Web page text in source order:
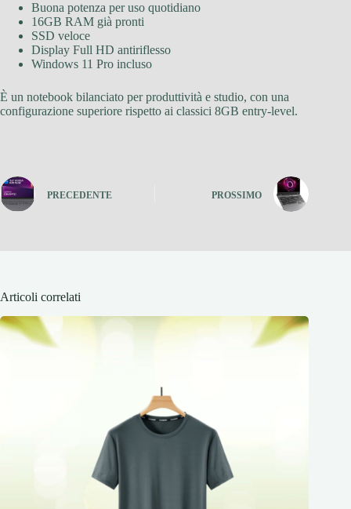
Buona potenza per uso quotidiano
16GB RAM già pronti
SSD veloce
Display Full HD antiriflesso
Windows 11 Pro incluso
È un notebook bilanciato per produttività e studio, con una
configurazione superiore rispetto ai classici 8GB entry-level.
PRECEDENTE PROSSIMO
Articoli correlati